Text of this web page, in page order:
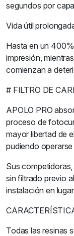
segundos por
Vida útil
Hasta en un
impresión,
comienzan a
# FILTRO DE
APOLO PRO
proceso de
mayor libertad de
pudiendo
Sus
sin filtrado previo
instalación en
Todas las resinas